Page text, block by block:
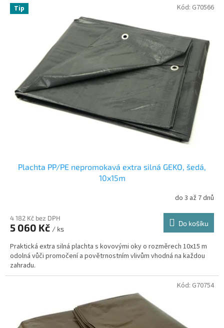
Tip
Plachta PP/PE nepromokavá extra silná GEKO, šedá,
10x15m
do 3 až 7 dnů
4 182 Kč bez DPH
5 060 Kč / ks
Do košíku
Praktická extra silná plachta s kovovými oky o rozměrech 10x15 m
odolná vůči promočení a povětrnostním vlivům vhodná na každou
zahradu.
Kód: G70566
Kód: G70754